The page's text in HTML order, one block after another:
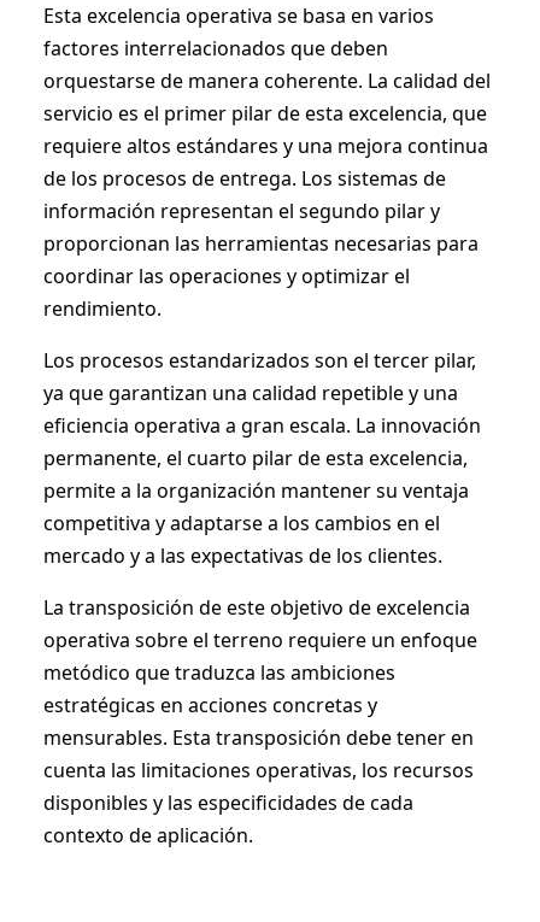
Esta excelencia operativa se basa en varios
factores interrelacionados que deben
orquestarse de manera coherente. La calidad del
servicio es el primer pilar de esta excelencia, que
requiere altos estándares y una mejora continua
de los procesos de entrega. Los sistemas de
información representan el segundo pilar y
proporcionan las herramientas necesarias para
coordinar las operaciones y optimizar el
rendimiento.
Los procesos estandarizados son el tercer pilar,
ya que garantizan una calidad repetible y una
eficiencia operativa a gran escala. La innovación
permanente, el cuarto pilar de esta excelencia,
permite a la organización mantener su ventaja
competitiva y adaptarse a los cambios en el
mercado y a las expectativas de los clientes.
La transposición de este objetivo de excelencia
operativa sobre el terreno requiere un enfoque
metódico que traduzca las ambiciones
estratégicas en acciones concretas y
mensurables. Esta transposición debe tener en
cuenta las limitaciones operativas, los recursos
disponibles y las especificidades de cada
contexto de aplicación.